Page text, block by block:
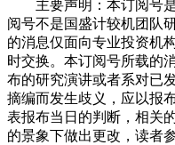
主要声明：本订阅号是
阅号不是国盛计较机团队
的消息仅面向专业投资机
时交换。本订阅号所载的
布的研究演讲或者系对已
摘编而发生歧义，应以报
表报布当日的判断，相关
的景象下做出更改，读者